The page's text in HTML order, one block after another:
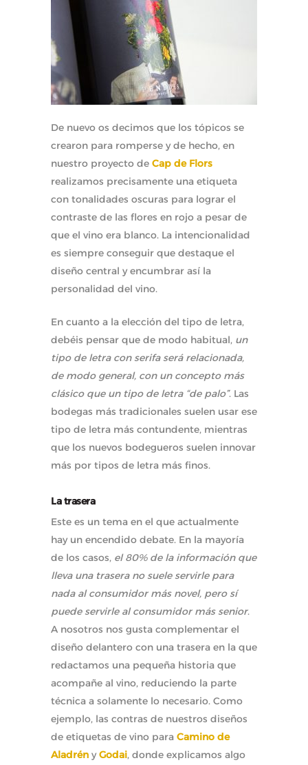
De nuevo os decimos que los tópicos se
crearon para romperse y de hecho, en
nuestro proyecto de Cap de Flors
realizamos precisamente una etiqueta
con tonalidades oscuras para lograr el
contraste de las flores en rojo a pesar de
que el vino era blanco. La intencionalidad
es siempre conseguir que destaque el
diseño central y encumbrar así la
personalidad del vino.
En cuanto a la elección del tipo de letra,
debéis pensar que de modo habitual, un
tipo de letra con serifa será relacionada,
de modo general, con un concepto más
clásico que un tipo de letra “de palo”. Las
bodegas más tradicionales suelen usar ese
tipo de letra más contundente, mientras
que los nuevos bodegueros suelen innovar
más por tipos de letra más finos.
La trasera
Este es un tema en el que actualmente
hay un encendido debate. En la mayoría
de los casos, el 80% de la información que
lleva una trasera no suele servirle para
nada al consumidor más novel, pero sí
puede servirle al consumidor más senior.
A nosotros nos gusta complementar el
diseño delantero con una trasera en la que
redactamos una pequeña historia que
acompañe al vino, reduciendo la parte
técnica a solamente lo necesario. Como
ejemplo, las contras de nuestros diseños
de etiquetas de vino para Camino de
Aladrén y Godai, donde explicamos algo